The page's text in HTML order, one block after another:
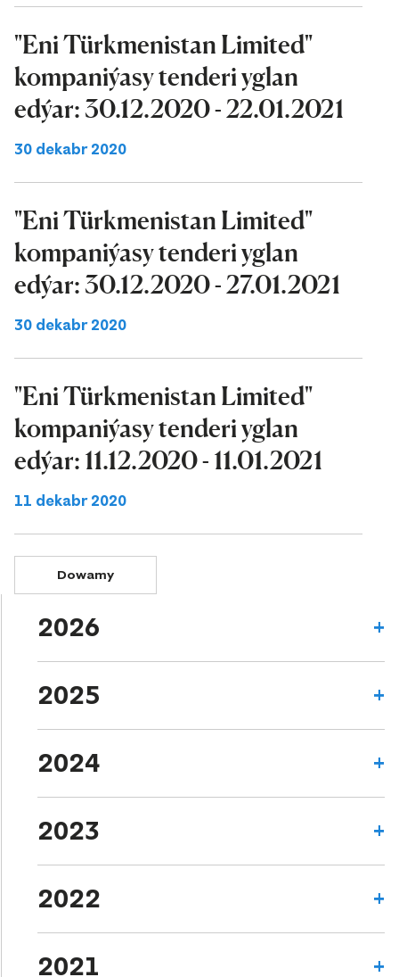
"Eni Türkmenistan Limited"
kompaniýasy tenderi yglan
edýar: 30.12.2020 - 22.01.2021
30 dekabr 2020
"Eni Türkmenistan Limited"
kompaniýasy tenderi yglan
edýar: 30.12.2020 - 27.01.2021
30 dekabr 2020
"Eni Türkmenistan Limited"
kompaniýasy tenderi yglan
edýar: 11.12.2020 - 11.01.2021
11 dekabr 2020
Dowamy
2026
2025
2024
2023
2022
2021